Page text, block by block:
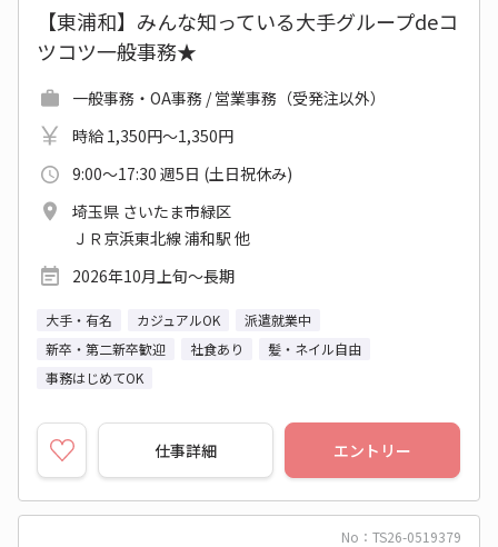
【東浦和】みんな知っている大手グループdeコ
ツコツ一般事務★
一般事務・OA事務 / 営業事務（受発注以外）
時給 1,350円～1,350円
9:00～17:30 週5日 (土日祝休み)
埼玉県 さいたま市緑区
ＪＲ京浜東北線 浦和駅 他
2026年10月上旬～長期
大手・有名 カジュアルOK
派遣就業中
新卒・第二新卒歓迎
社食あり
髪・ネイル自由
事務はじめてOK
仕事詳細 エントリー
No：TS26-0519379